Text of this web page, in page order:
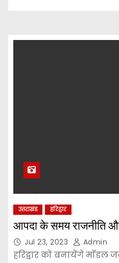
उत्तराखंड हरिद्वार
आपदा के समय राजनीति
Jul 23, 2023 Admin
हरिद्वार को बनायेंगे